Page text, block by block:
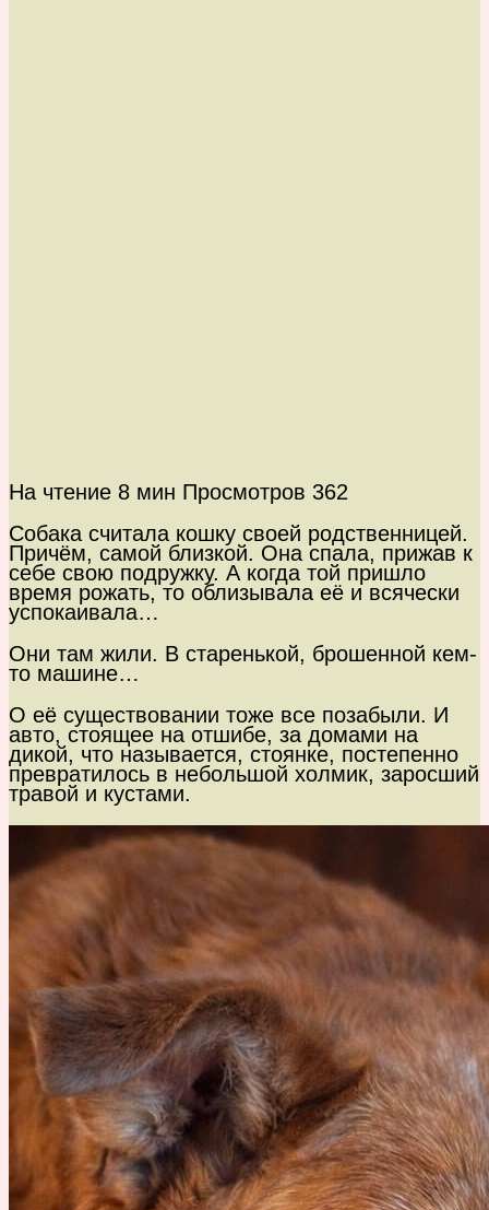
На чтение 8 мин Просмотров 362
Собака считала кошку своей родственницей.
Причём, самой близкой. Она спала, прижав к
себе свою подружку. А когда той пришло
время рожать, то облизывала её и всячески
успокаивала…
Они там жили. В старенькой, брошенной кем-
то машине…
О её существовании тоже все позабыли. И
авто, стоящее на отшибе, за домами на
дикой, что называется, стоянке, постепенно
превратилось в небольшой холмик, заросший
травой и кустами.